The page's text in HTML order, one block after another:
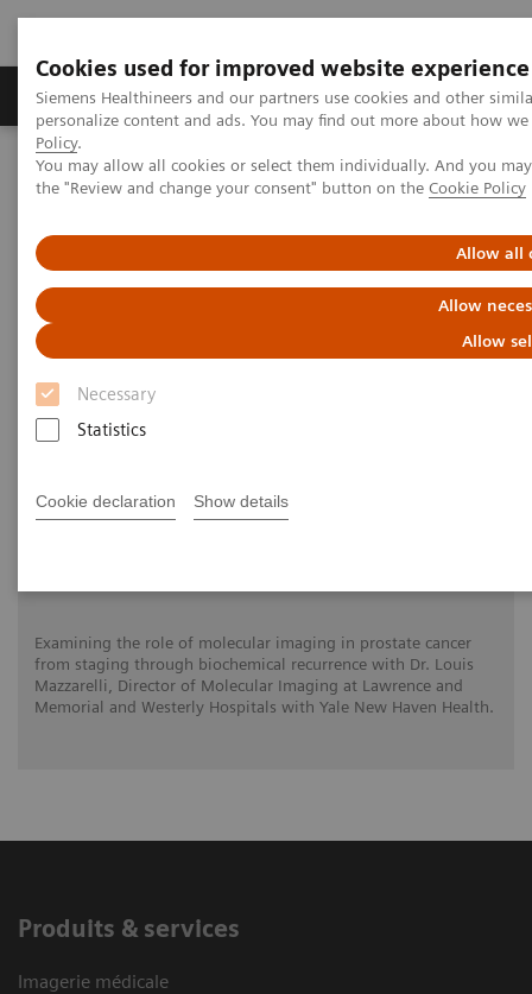
Cookies used for improved website experience
Siemens Healthineers and our partners use cookies and other
personalize content and ads. You may find out more about how
Policy.
You may allow all cookies or select them individually. And you
the "Review and change your consent" button on the Cookie Policy
Allow all
Allow
Allow
Necessary
Statistics
Cookie declaration Show details
Produits & services Domaines cliniques
Home Imagerie médicale
Imagerie moléculaire
Molecular Imaging Clinical Corner
Scientific Presentations
Molecular imaging in prostate
cancer
Vendor workshop at RSNA 2022
Examining the role of molecular imaging in prostate cancer
from staging through biochemical recurrence with Dr. Louis
Mazzarelli, Director of Molecular Imaging at Lawrence and
Memorial and Westerly Hospitals with Yale New Haven Health.
Produits & services
Imagerie médicale